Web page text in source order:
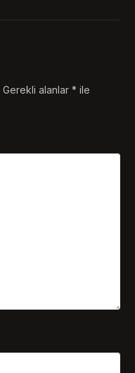
Gerekli alanlar* ile